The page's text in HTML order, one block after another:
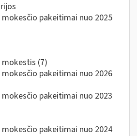
pakeitimai nuo 2025
mokestis (7)
pakeitimai nuo 2026
pakeitimai nuo 2023
pakeitimai nuo 2024